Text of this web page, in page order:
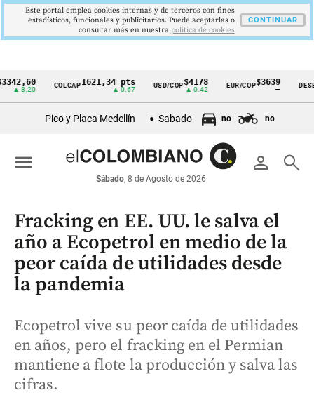
Cintillo
económicos
Colombia
COLCAP1621,34 pts USD/COP$4178
▲ 0.42
EUR/COP$3639
—
Pico y Placa Medellín Sabado no no
person search
Sábado, 8 de Agosto de 2026
menu
Fracking en EE. UU. le salva el
año a Ecopetrol en medio de la
peor caída de utilidades desde
la pandemia
Ecopetrol vive su peor caída de utilidades
en años, pero el fracking en el Permian
mantiene a flote la producción y salva las
cifras.
Este portal emplea cookies internas y de terceros con fines
estadísticos, funcionales y publicitarios. Puede aceptarlas o
consultar más en nuestra politica de cookies
CONTINUAR